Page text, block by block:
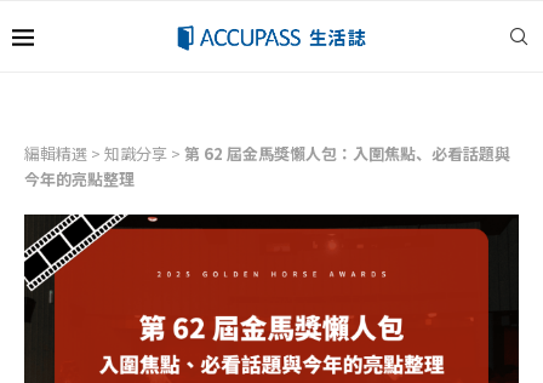
編輯精選 > 知識分享 > 第 62 屆金馬獎懶人包：入圍焦點、必看話題與
今年的亮點整理